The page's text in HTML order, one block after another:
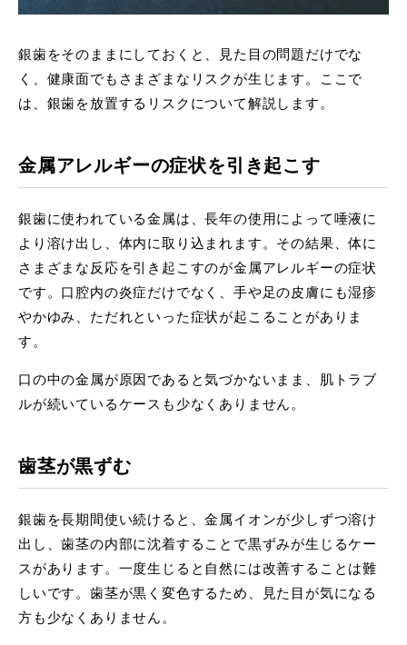
銀歯をそのままにしておくと、見た目の問題だけでな
く、健康面でもさまざまなリスクが生じます。ここで
は、銀歯を放置するリスクについて解説します。
金属アレルギーの症状を引き起こす
銀歯に使われている金属は、長年の使用によって唾液に
より溶け出し、体内に取り込まれます。その結果、体に
さまざまな反応を引き起こすのが金属アレルギーの症状
です。口腔内の炎症だけでなく、手や足の皮膚にも湿疹
やかゆみ、ただれといった症状が起こることがありま
す。
口の中の金属が原因であると気づかないまま、肌トラブ
ルが続いているケースも少なくありません。
歯茎が黒ずむ
銀歯を長期間使い続けると、金属イオンが少しずつ溶け
出し、歯茎の内部に沈着することで黒ずみが生じるケー
スがあります。一度生じると自然には改善することは難
しいです。歯茎が黒く変色するため、見た目が気になる
方も少なくありません。